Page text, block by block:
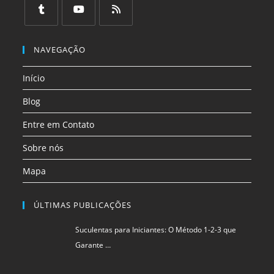
uma
aba
em
uma
aba
uma
em
nova
aba
em
aba
aba
NAVEGAÇÃO
Início
Blog
Entre em Contato
Sobre nós
Mapa
ÚLTIMAS PUBLICAÇÕES
Suculentas para Iniciantes: O Método 1-2-3 que
Garante …